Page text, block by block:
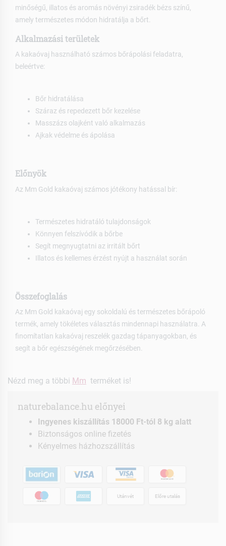
minőségű, illatos és aromás növényi zsiradék bézs színű,
amely természetes módon hidratálja a bőrt.
Alkalmazási területek
A kakaóvaj használható számos bőrápolási feladatra,
beleértve:
Bőr hidratálása
Száraz és repedezett bőr kezelése
Masszázs olajként való alkalmazás
Ajkak védelme és ápolása
Előnyök
Az Mm Gold kakaóvaj számos jótékony hatással bír:
Természetes hidratáló tulajdonságok
Könnyen felszívódik a bőrbe
Segít megnyugtatni az irritált bőrt
Illatos és kellemes érzést nyújt a használat során
Összefoglalás
Az Mm Gold kakaóvaj egy sokoldalú és természetes bőrápoló
termék, amely tökéletes választás mindennapi használatra. A
finomítatlan kakaóvaj reszelék gazdag tápanyagokban, és
segít a bőr egészségének megőrzésében.
Nézd meg a többi Mm terméket is!
naturebalance.hu előnyei
Ingyenes kiszállítás 18000 Ft-tól 8 kg alatt
Biztonságos online fizetés
Kényelmes házhozszállítás
Utánvét Előre utalás